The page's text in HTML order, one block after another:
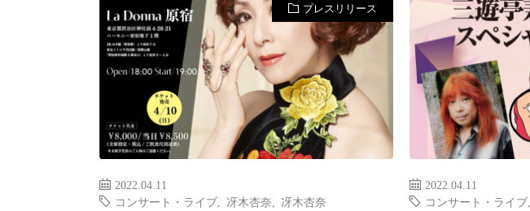
プレスリリース
2022.04.11
コンサート・ライブ
冴木杏奈
冴木杏奈
2022.04.11
コンサート・ライブ